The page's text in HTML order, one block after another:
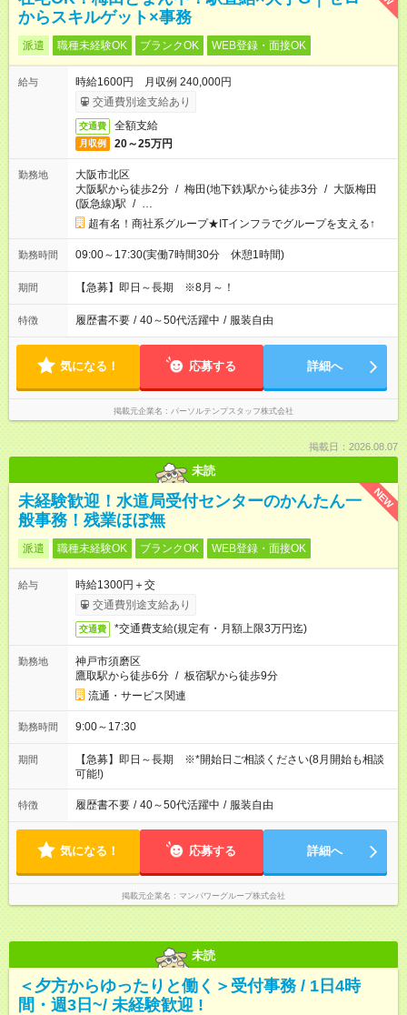
からスキルゲット×事務
派遣 職種未経験OK ブランクOK WEB登録・面接OK
給与
時給1600円 月収例 240,000円
交通費別途支給あり
交通費 全額支給
月収例 20～25万円
勤務地
大阪市北区
大阪駅から徒歩2分 / 梅田(地下鉄)駅から徒歩3分 / 大阪梅田
(阪急線)駅 / …
超有名！商社系グループ★ITインフラでグループを支える↑
勤務時間 09:00～17:30(実働7時間30分 休憩1時間)
期間 【急募】即日～長期 ※8月～！
特徴 履歴書不要 / 40～50代活躍中 / 服装自由
気になる！ 応募する 詳細へ
掲載元企業名 パーソルテンプスタッフ株式会社
掲載日：2026.08.07
未読
NEW
未経験歓迎！水道局受付センターのかんたん一
般事務！残業ほぼ無
派遣 職種未経験OK ブランクOK WEB登録・面接OK
給与
時給1300円＋交
交通費別途支給あり
交通費 *交通費支給(規定有・月額上限3万円迄)
勤務地
神戸市須磨区
鷹取駅から徒歩6分 / 板宿駅から徒歩9分
流通・サービス関連
勤務時間 9:00～17:30
期間
【急募】即日～長期 ※*開始日ご相談ください(8月開始も相談
可能!)
特徴 履歴書不要 / 40～50代活躍中 / 服装自由
気になる！ 応募する 詳細へ
掲載元企業名 マンパワーグループ株式会社
未読
＜夕方からゆったりと働く＞受付事務 / 1日4時
間・週3日~/ 未経験歓迎 !